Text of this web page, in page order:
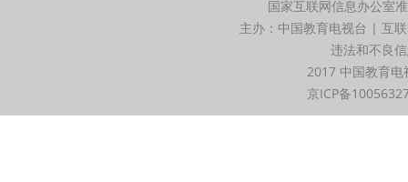
国家互联网信息办公室
主办：中国教育电视台 | 互
违法和不良
2017 中国教育
京ICP备